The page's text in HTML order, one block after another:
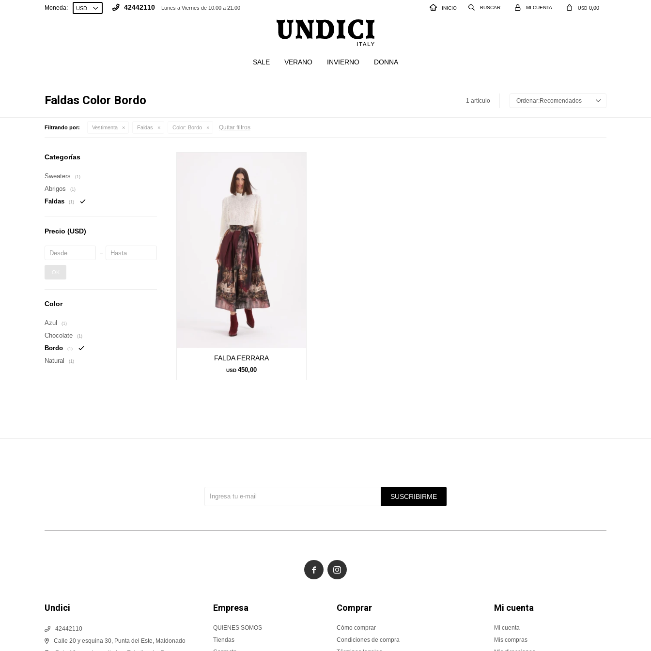
SALE VERANO INVIERNO DONNA
INICIO USD 0,00
42442110 Lunes a Viernes de 10:00 a 21:00
Moneda:
Faldas Color Bordo 1 artículo Recomendados
Filtrando por: Vestimenta Faldas Color: Bordo Quitar filtros
FALDA FERRARA
USD 450,00
Categorías
Sweaters (1)
Abrigos (1)
Faldas (1)
Precio (USD)
OK
Color
Azul (1)
Chocolate (1)
Bordo (1)
Natural (1)
Undici
42442110
Calle 20 y esquina 30, Punta del Este, Maldonado
Empresa
QUIENES SOMOS
Tiendas
Comprar
Cómo comprar
Condiciones de compra
Mi cuenta
Mi cuenta
Mis compras
SUSCRIBIRME
 